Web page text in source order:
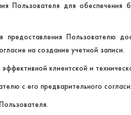
Пользователя для обеспечения
предоставления Пользователю
на создание учетной записи.
клиентской и
с его предварительного